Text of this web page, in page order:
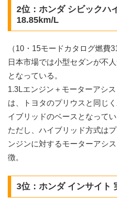
2位：ホンダ シビックハ
18.85km/L
（10・15モードカタログ燃費
日本市場では小型セダンが不
となっている。
1.3Lエンジン＋モーターアシ
は、トヨタのプリウスと同じ
イブリッドのベースとなってい
ただし、ハイブリッド方式は
ンジンに対するモーターアシ
徴。
3位：ホンダ インサイト